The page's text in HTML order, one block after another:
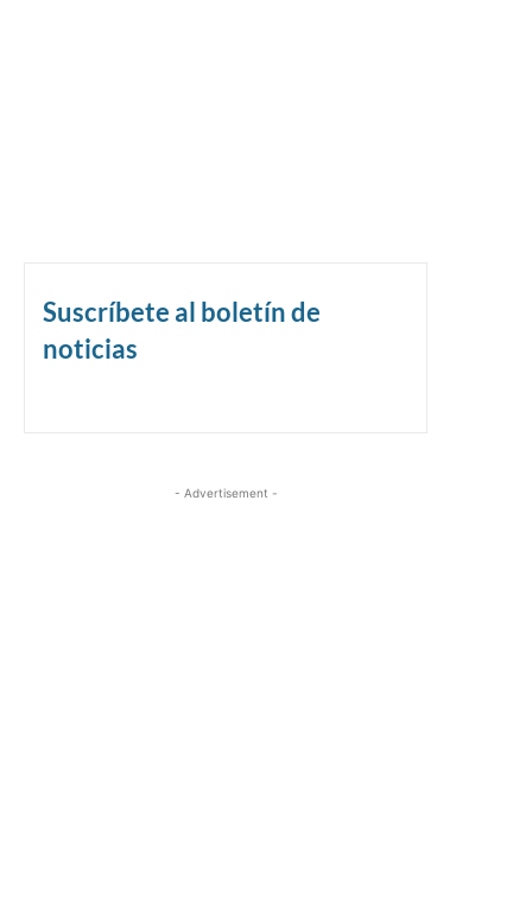
Suscríbete al boletín de
noticias
- Advertisement -